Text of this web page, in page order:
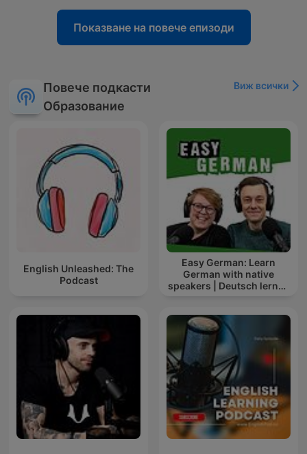
Показване на повече епизоди
Повече подкасти
Образование
Виж всички
English Unleashed: The
Podcast
Easy German: Learn
German with native
speakers | Deutsch lernen